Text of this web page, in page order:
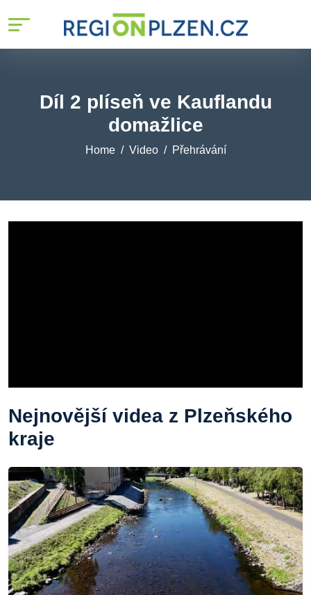
Díl 2 plíseň ve Kauflandu
domažlice
Home Video Přehrávání
Nejnovější videa z Plzeňského
kraje